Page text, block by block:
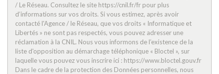
Familles avec 3 enfants
/ Le Réseau. Consultez le site https://cnil.fr/fr pour plus
d’informations sur vos droits. Si vous estimez, après avoir
contacté l'Agence / le Réseau, que vos droits « Informatique et
Libertés » ne sont pas respectés, vous pouvez adresser une
réclamation à la CNIL. Nous vous informons de l’existence de la
liste d'opposition au démarchage téléphonique « Bloctel », sur
laquelle vous pouvez vous inscrire ici : https://www.bloctel.gouv.fr
Dans le cadre de la protection des Données personnelles, nous